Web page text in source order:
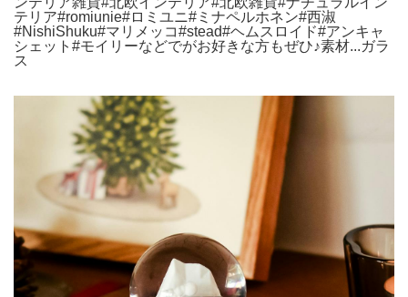
テリア#romiunie#ロミユニ#ミナペルホネン#西淑
#NishiShuku#マリメッコ#stead#ヘムスロイド#アンキャ
シェット#モイリーなどでがお好きな方もぜひ♪素材...ガラ
ス